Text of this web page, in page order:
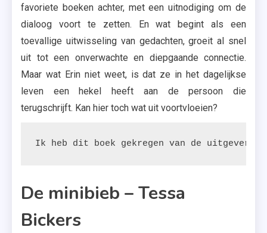
favoriete boeken achter, met een uitnodiging om de
dialoog voort te zetten. En wat begint als een
toevallige uitwisseling van gedachten, groeit al snel
uit tot een onverwachte en diepgaande connectie.
Maar wat Erin niet weet, is dat ze in het dagelijkse
leven een hekel heeft aan de persoon die
terugschrijft. Kan hier toch wat uit voortvloeien?
Ik heb dit boek gekregen van de
De minibieb – Tessa
Bickers